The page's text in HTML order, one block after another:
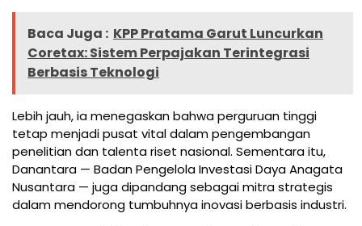
Baca Juga : KPP Pratama Garut Luncurkan
Coretax: Sistem Perpajakan Terintegrasi
Berbasis Teknologi
Lebih jauh, ia menegaskan bahwa perguruan tinggi
tetap menjadi pusat vital dalam pengembangan
penelitian dan talenta riset nasional. Sementara itu,
Danantara — Badan Pengelola Investasi Daya Anagata
Nusantara — juga dipandang sebagai mitra strategis
dalam mendorong tumbuhnya inovasi berbasis industri.